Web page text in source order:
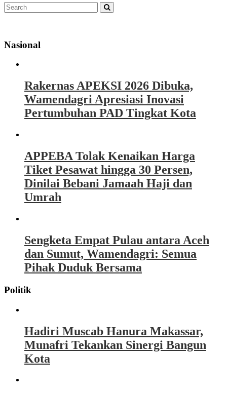
Nasional
Rakernas APEKSI 2026 Dibuka,
Wamendagri Apresiasi Inovasi
Pertumbuhan PAD Tingkat Kota
APPEBA Tolak Kenaikan Harga
Tiket Pesawat hingga 30 Persen,
Dinilai Bebani Jamaah Haji dan
Umrah
Sengketa Empat Pulau antara Aceh
dan Sumut, Wamendagri: Semua
Pihak Duduk Bersama
Politik
Hadiri Muscab Hanura Makassar,
Munafri Tekankan Sinergi Bangun
Kota